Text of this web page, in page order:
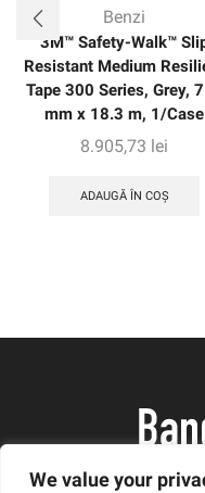
We value your
Benzi
3M™ Safety-Walk™
Resistant Medium
Tape 300 Series, Grey,
mm x 18.3 m, 1/Case
8.905,73 lei
ADAUGĂ ÎN COȘ
România,